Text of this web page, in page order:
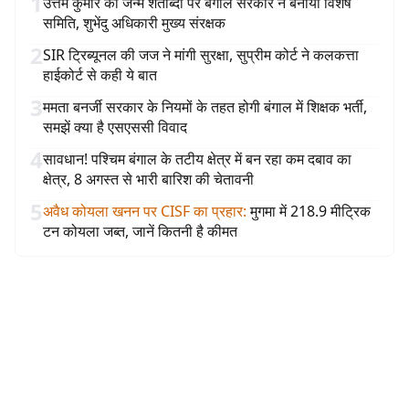
समिति, शुभेंदु अधिकारी मुख्य संरक्षक
2SIR ट्रिब्यूनल की जज ने मांगी सुरक्षा, सुप्रीम कोर्ट ने कलकत्ता
हाईकोर्ट से कही ये बात
3ममता बनर्जी सरकार के नियमों के तहत होगी बंगाल में शिक्षक भर्ती,
समझें क्या है एसएससी विवाद
4सावधान! पश्चिम बंगाल के तटीय क्षेत्र में बन रहा कम दबाव का
क्षेत्र, 8 अगस्त से भारी बारिश की चेतावनी
5अवैध कोयला खनन पर CISF का प्रहार: मुगमा में 218.9 मीट्रिक
टन कोयला जब्त, जानें कितनी है कीमत